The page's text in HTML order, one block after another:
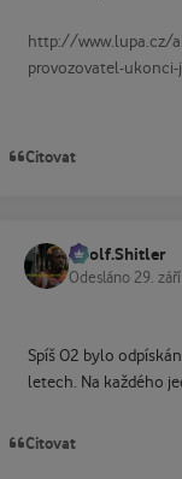
http://www.lupa.cz/
provozovatel-
Citovat
Adolf.Shitler
Odesláno 29.
Spíš O2 bylo
letech. Na každého
Citovat